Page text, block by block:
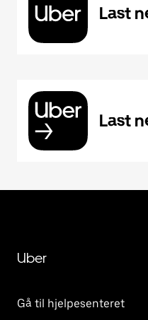
Last
Last
Uber
Gå til hjelpesenteret